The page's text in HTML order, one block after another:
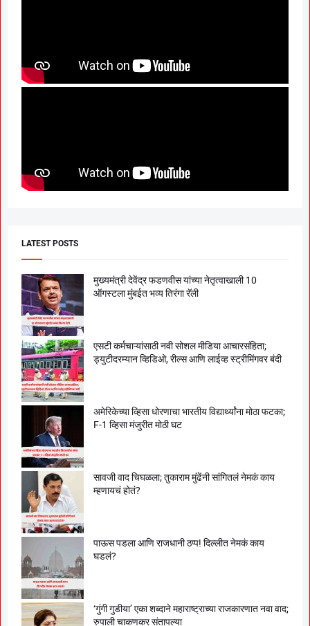
LATEST POSTS
मुख्यमंत्री देवेंद्र फडणवीस यांच्या नेतृत्वाखाली 10
ऑगस्टला मुंबईत भव्य तिरंगा रॅली
एसटी कर्मचाऱ्यांसाठी नवी सोशल मीडिया आचारसंहिता;
ड्युटीदरम्यान व्हिडिओ, रील्स आणि लाईव्ह स्ट्रीमिंगवर बंदी
अमेरिकेच्या व्हिसा धोरणाचा भारतीय विद्यार्थ्यांना मोठा फटका;
F-1 व्हिसा मंजुरीत मोठी घट
सावजी वाद चिघळला; तुकाराम मुंढेंनी सांगितलं नेमकं काय
म्हणायचं होतं?
पाऊस पडला आणि राजधानी ठप्प! दिल्लीत नेमकं काय
घडलं?
‘गुंगी गुडीया’ एका शब्दाने महाराष्ट्राच्या राजकारणात नवा वाद;
रुपाली चाकणकर संतापल्या